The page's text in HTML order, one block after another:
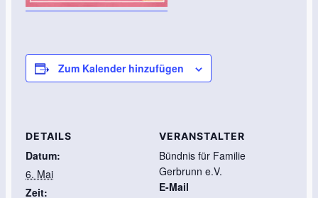
Zum Kalender hinzufügen
DETAILS
Datum:
6. Mai
Zeit:
VERANSTALTER
Bündnis für Familie
Gerbrunn e.V.
E-Mail